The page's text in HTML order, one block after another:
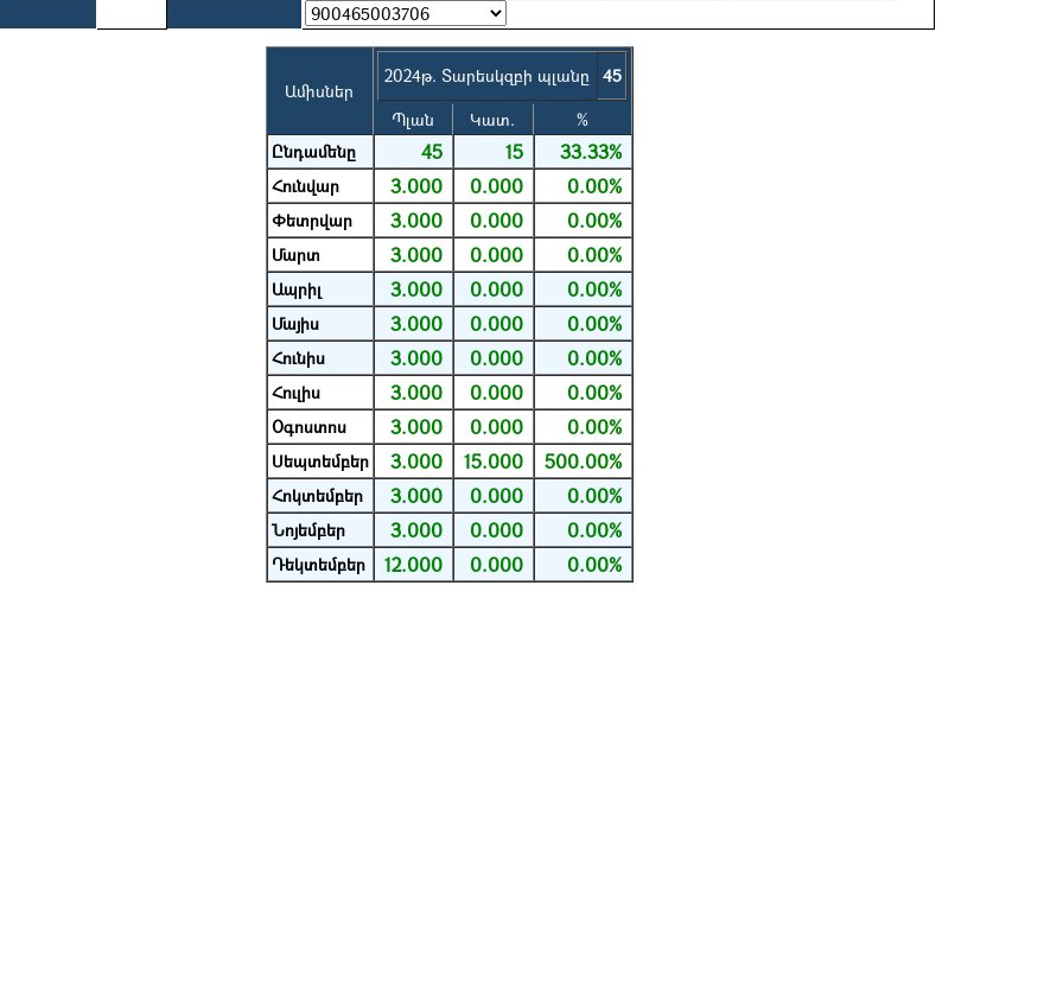
Ամիսներ
2024թ. Տարեսկզբի պլանը
45
Պլան
Կատ.
%
Ընդամենը
45 15 33.33%
Հունվար 3.000 0.000 0.00%
Փետրվար 3.000 0.000 0.00%
Մարտ 3.000 0.000 0.00%
Ապրիլ 3.000 0.000 0.00%
Մայիս 3.000 0.000 0.00%
Հունիս 3.000 0.000 0.00%
Հուլիս 3.000 0.000 0.00%
Օգոստոս 3.000 0.000 0.00%
Սեպտեմբեր 3.000 15.000 500.00%
Հոկտեմբեր 3.000 0.000 0.00%
Նոյեմբեր 3.000 0.000 0.00%
Դեկտեմբեր 12.000 0.000 0.00%